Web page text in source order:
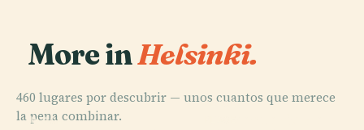
More inHelsinki.
460 lugares por descubrir — unos cuantos que merece
la pena combinar.
PLACE
PLACE
PLACE